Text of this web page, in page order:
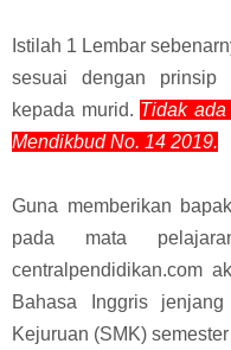
Istilah 1 Lembar
sesuai dengan prinsip
kepada murid. Tidak ada
Mendikbud No. 14 2019.
Guna memberikan
pada mata
centralpendidikan.com
Bahasa Inggris
Kejuruan (SMK)